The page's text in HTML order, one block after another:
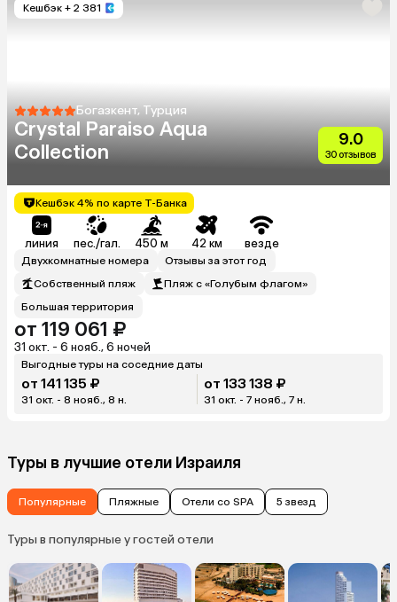
Кешбэк + 2 381
Богазкент, Турция
Crystal Paraiso Aqua
Collection
9.0
30 отзывов
Кешбэк 4% по карте Т-Банка
линия пес./гал. 450 м 42 км везде
Двухкомнатные номера
Отзывы за этот год
Собственный пляж
Пляж с «Голубым флагом»
Большая территория
от 119 061 ₽
31 окт. - 6 нояб., 6 ночей
Выгодные туры на соседние даты
от 141 135 ₽
31 окт. - 8 нояб., 8 н.
от 133 138 ₽
31 окт. - 7 нояб., 7 н.
Туры в лучшие отели Израиля
Популярные Пляжные Отели со SPA 5 звезд
Туры в популярные у гостей отели